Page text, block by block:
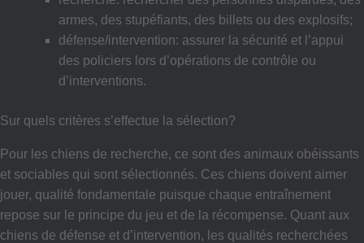
armes, des stupéfiants, des billets ou des explosifs;
défense/intervention: assurer la sécurité et l’appui
des policiers lors d’opérations de contrôle ou
d’interventions.
Sur quels critères s’effectue la sélection?
Pour les chiens de recherche, ce sont des animaux obéissants
et sociables qui sont sélectionnés. Ces chiens doivent aimer
jouer, qualité fondamentale puisque chaque entraînement
repose sur le principe du jeu et de la récompense. Quant aux
chiens de défense et d’intervention, les qualités recherchées